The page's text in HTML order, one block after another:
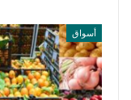
أسواق